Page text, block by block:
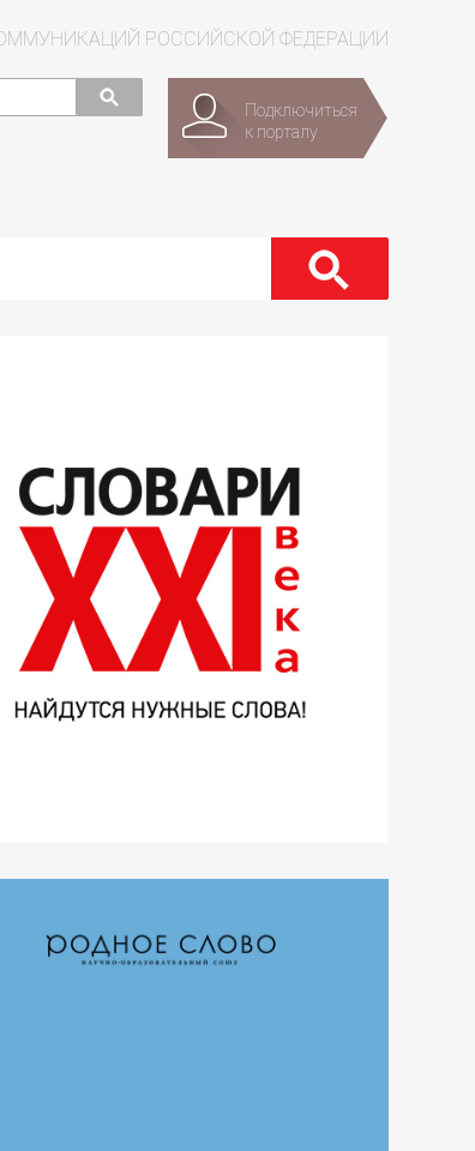
РОССИЙСКОЙ ФЕДЕРАЦИИ
Подключиться
к порталу